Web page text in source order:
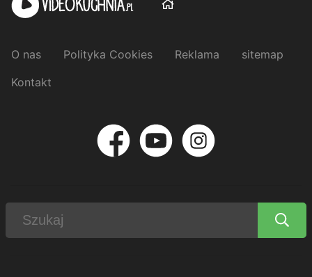
O nas Polityka Cookies Reklama
sitemap
Kontakt